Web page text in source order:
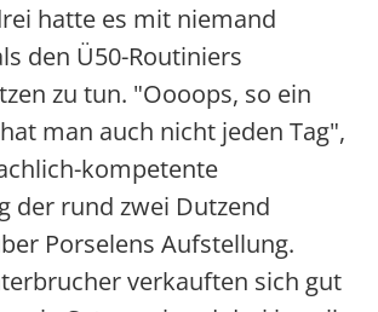
hatte es mit niemand
den Ü50-Routiniers
zu tun. "Oooops, so ein
man auch nicht jeden Tag",
kompetente
der rund zwei Dutzend
Porselens Aufstellung.
verkauften sich gut